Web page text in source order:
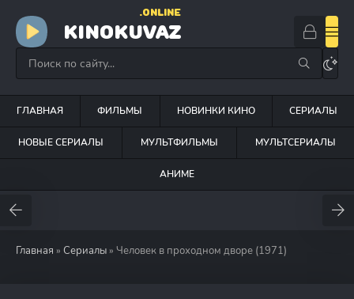
KINOKUVAZ
.ONLINE
ГЛАВНАЯ ФИЛЬМЫ НОВИНКИ КИНО СЕРИАЛЫ
НОВЫЕ СЕРИАЛЫ МУЛЬТФИЛЬМЫ МУЛЬТСЕРИАЛЫ
АНИМЕ
Главная » Сериалы » Человек в проходном дворе (1971)